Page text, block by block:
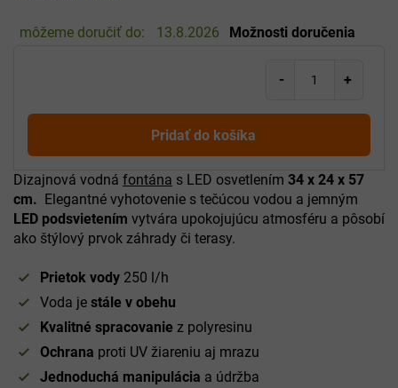
môžeme doručiť do: 13.8.2026 Možnosti doručenia
Pridať do košíka
Dizajnová vodná fontána s LED osvetlením 34 x 24 x 57
cm. Elegantné vyhotovenie s tečúcou vodou a jemným
LED podsvietením vytvára upokojujúcu atmosféru a pôsobí
ako štýlový prvok záhrady či terasy.
Prietok vody 250 l/h
Voda je stále v obehu
Kvalitné spracovanie z polyresinu
Ochrana proti UV žiareniu aj mrazu
Jednoduchá manipulácia a údržba